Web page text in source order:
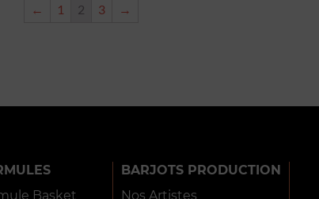
← 1 2 3 →
Basket
BARJOTS PRODUCTION
Nos Artistes